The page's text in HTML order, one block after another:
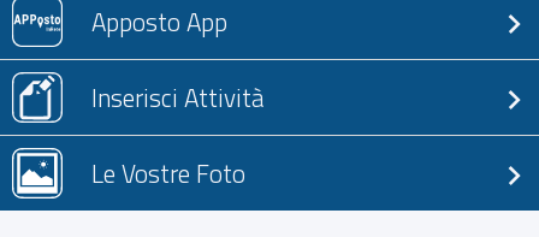
Apposto App
Inserisci Attività
Le Vostre Foto